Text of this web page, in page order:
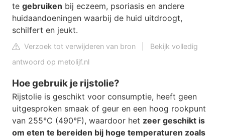
te gebruiken bij eczeem, psoriasis en andere
huidaandoeningen waarbij de huid uitdroogt,
schilfert en jeukt.
Verzoek tot verwijderen van bron
Bekijk volledig
antwoord op metolijf.nl
Hoe gebruik je rijstolie?
Rijstolie is geschikt voor consumptie, heeft geen
uitgesproken smaak of geur en een hoog rookpunt
van 255°C (490°F), waardoor het zeer geschikt is
om eten te bereiden bij hoge temperaturen zoals